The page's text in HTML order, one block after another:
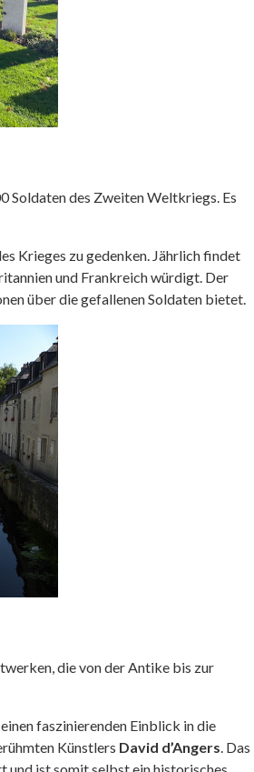
Soldaten des Zweiten Weltkriegs. Es
Krieges zu gedenken. Jährlich findet
und Frankreich würdigt. Der
über die gefallenen Soldaten bietet.
die von der Antike bis zur
faszinierenden Einblick in die
Künstlers David d’Angers. Das